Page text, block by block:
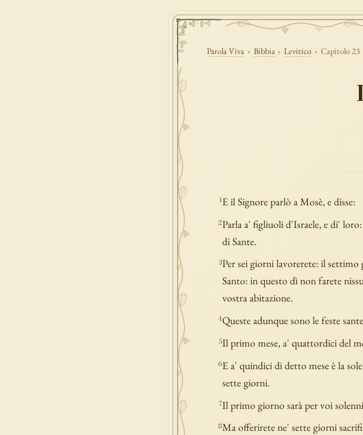
Parola Viva › Bibbia › Levitico › Capitolo 23
1E il Signore parlò a Mosè, e disse:
2Parla a' figliuoli d'Israele, e di'
di Sante.
3Per sei giorni lavorerete: il settimo
Santo: in questo dì non farete
vostra abitazione.
4Queste adunque sono le feste
5Il primo mese, a' quattordici del
6E a' quindici di detto mese è la
sette giorni.
7Il primo giorno sarà per voi
8Ma offerirete ne' sette giorni